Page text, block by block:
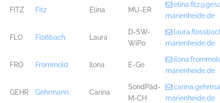
FITZ Fitz Elina MU-ER
marienheide.de
FLO Floßbach Laura
D-SW-
WiPo
marienheide.de
FRO Frommold Ilona E-Ge
marienheide.de
GEHR Gehrmann Carina
SondPäd-
M-CH
marienheide.de